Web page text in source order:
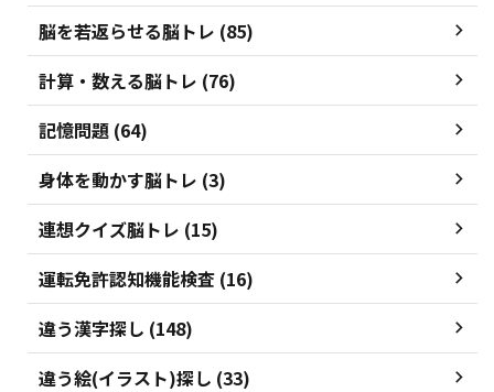
脳を若返らせる脳トレ (85)
計算・数える脳トレ (76)
記憶問題 (64)
身体を動かす脳トレ (3)
連想クイズ脳トレ (15)
運転免許認知機能検査 (16)
違う漢字探し (148)
違う絵(イラスト)探し (33)